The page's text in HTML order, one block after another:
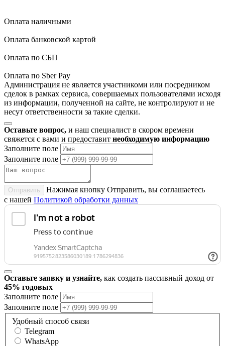
Оплата наличными
Оплата банковской картой
Оплата по СБП
Оплата по Sber Pay
Администрация не является участникоми или посредником
сделок в рамках сервиса, совершаемых пользователями исходя
из информации, полученной на сайте, не контролируют и не
несут ответственности за такие сделки.
Оставьте вопрос, и наш специалист в скором времени
свяжется с вами и предоставит необходимую информацию
Заполните поле
Заполните поле
Отправить
Нажимая кнопку Отправить, вы соглашаетесь
с нашей Политикой обработки данных
Оставьте заявку и узнайте, как создать пассивный доход от
45% годовых
Заполните поле
Заполните поле
Удобный способ связи
Telegram
WhatsApp